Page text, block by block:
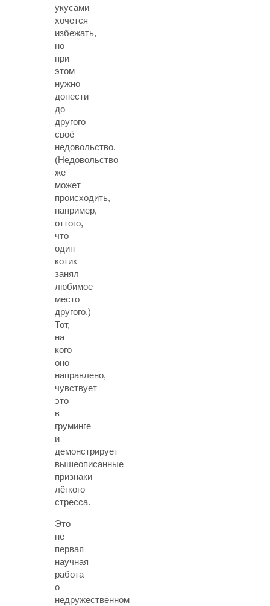
укусами
хочется
избежать,
но
при
этом
нужно
донести
до
другого
своё
недовольство.
(Недовольство
же
может
происходить,
например,
оттого,
что
один
котик
занял
любимое
место
другого.)
Тот,
на
кого
оно
направлено,
чувствует
это
в
груминге
и
демонстрирует
вышеописанные
признаки
лёгкого
стресса.
Это
не
первая
научная
работа
о
недружественном